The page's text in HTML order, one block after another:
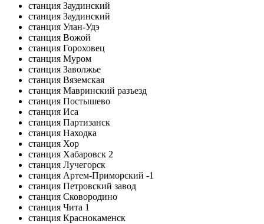
станция Заудинский
станция Заудинский
станция Улан-Удэ
станция Вожой
станция Гороховец
станция Муром
станция Заволжье
станция Вяземская
станция Мавринский разъезд
станция Постышево
станция Иса
станция Партизанск
станция Находка
станция Хор
станция Хабаровск 2
станция Лучегорск
станция Артем-Приморский -1
станция Петровский завод
станция Сковородино
станция Чита 1
станция Краснокаменск